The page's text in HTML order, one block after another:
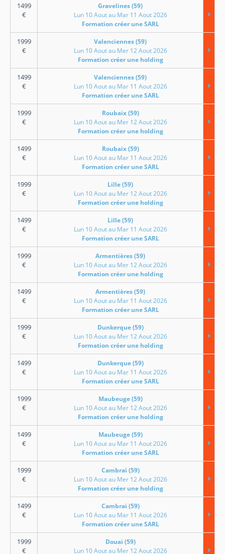
1499
€
Gravelines (59)
Lun 10 Aout au Mar 11 Aout 2026
Formation créer une SARL
1999
€
Valenciennes (59)
Lun 10 Aout au Mer 12 Aout 2026
Formation créer une holding
1499
€
Valenciennes (59)
Lun 10 Aout au Mar 11 Aout 2026
Formation créer une SARL
1999
€
Roubaix (59)
Lun 10 Aout au Mer 12 Aout 2026
Formation créer une holding
1499
€
Roubaix (59)
Lun 10 Aout au Mar 11 Aout 2026
Formation créer une SARL
1999
€
Lille (59)
Lun 10 Aout au Mer 12 Aout 2026
Formation créer une holding
1499
€
Lille (59)
Lun 10 Aout au Mar 11 Aout 2026
Formation créer une SARL
1999
€
Armentières (59)
Lun 10 Aout au Mer 12 Aout 2026
Formation créer une holding
1499
€
Armentières (59)
Lun 10 Aout au Mar 11 Aout 2026
Formation créer une SARL
1999
€
Dunkerque (59)
Lun 10 Aout au Mer 12 Aout 2026
Formation créer une holding
1499
€
Dunkerque (59)
Lun 10 Aout au Mar 11 Aout 2026
Formation créer une SARL
1999
€
Maubeuge (59)
Lun 10 Aout au Mer 12 Aout 2026
Formation créer une holding
1499
€
Maubeuge (59)
Lun 10 Aout au Mar 11 Aout 2026
Formation créer une SARL
1999
€
Cambrai (59)
Lun 10 Aout au Mer 12 Aout 2026
Formation créer une holding
1499
€
Cambrai (59)
Lun 10 Aout au Mar 11 Aout 2026
Formation créer une SARL
1999
€
Douai (59)
Lun 10 Aout au Mer 12 Aout 2026